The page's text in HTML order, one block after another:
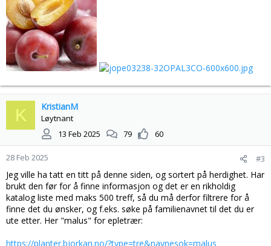
K KristianM
Løytnant
13 Feb 2025
79 60
28 Feb 2025 #3
Jeg ville ha tatt en titt på denne siden, og sortert på herdighet. Har
brukt den før for å finne informasjon og det er en rikholdig
katalog liste med maks 500 treff, så du må derfor filtrere for å
finne det du ønsker, og f.eks. søke på familienavnet til det du er
ute etter. Her "malus" for epletrær:
https://planter.bjorkan.no/?type=tre&navnesok=malus